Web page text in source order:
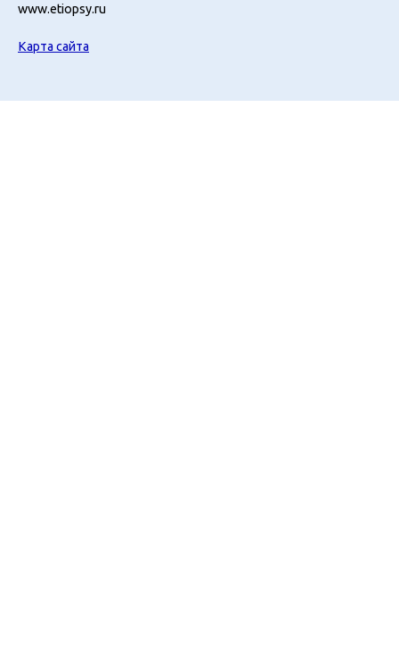
www.etiopsy.ru
Карта сайта